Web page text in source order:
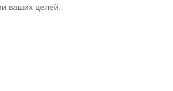
ваших целей.